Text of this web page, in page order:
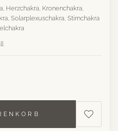
Herzchakra, Kronenchakra,
Solarplexuschakra, Stirnchakra